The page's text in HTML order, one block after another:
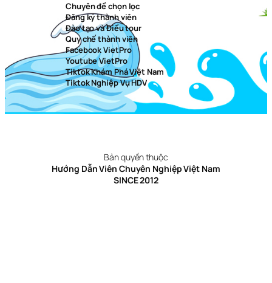
Chuyên đề chọn lọc
Đăng ký thành viên
Đào tạo và Điều tour
Quy chế thành viên
Facebook VietPro
Youtube VietPro
Tiktok Khám Phá Việt Nam
Tiktok Nghiệp Vụ HDV
Bản quyền thuộc
Hướng Dẫn Viên Chuyên Nghiệp Việt Nam
SINCE 2012